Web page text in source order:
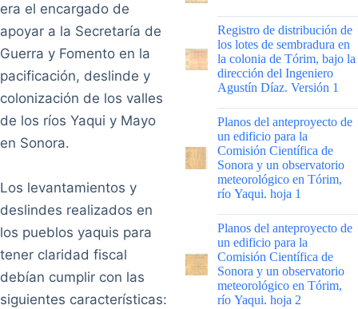
era el encargado de
apoyar a la Secretaría de
Guerra y Fomento en la
pacificación, deslinde y
colonización de los valles
de los ríos Yaqui y Mayo
en Sonora.
Los levantamientos y
deslindes realizados en
los pueblos yaquis para
tener claridad fiscal
debían cumplir con las
siguientes características:
|
Registro de distribución de
los lotes de sembradura en
la colonia de Tórim, bajo la
dirección del Ingeniero
Agustín Díaz. Versión 1
|
Planos del anteproyecto de
un edificio para la
Comisión Científica de
Sonora y un observatorio
meteorológico en Tórim,
río Yaqui. hoja 1
|
Planos del anteproyecto de
un edificio para la
Comisión Científica de
Sonora y un observatorio
meteorológico en Tórim,
río Yaqui. hoja 2